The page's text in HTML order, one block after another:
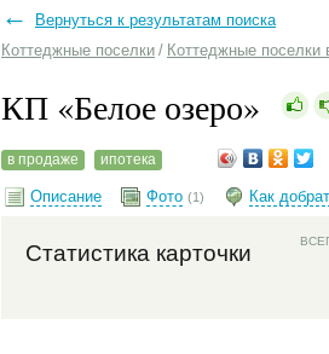
←
Вернуться к результатам поиска
Коттеджные поселки / Коттеджные поселки
КП «Белое озеро»
в продаже ипотека
Описание Фото (1) Как
Статистика карточки